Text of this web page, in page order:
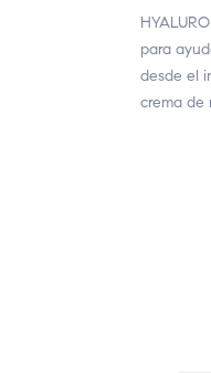
para
desde el
crema de